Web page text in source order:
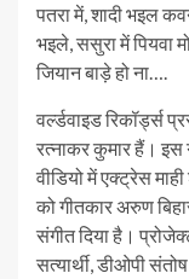
पतरा में, शादी भइल
भइले, ससुरा में पियवा
जियान बाड़े हो ना….
वर्ल्डवाइड रिकॉर्ड्स
रत्नाकर कुमार हैं। इस
वीडियो में एक्ट्रेस
को गीतकार अरुण
संगीत दिया है।
सत्यार्थी, डीओपी